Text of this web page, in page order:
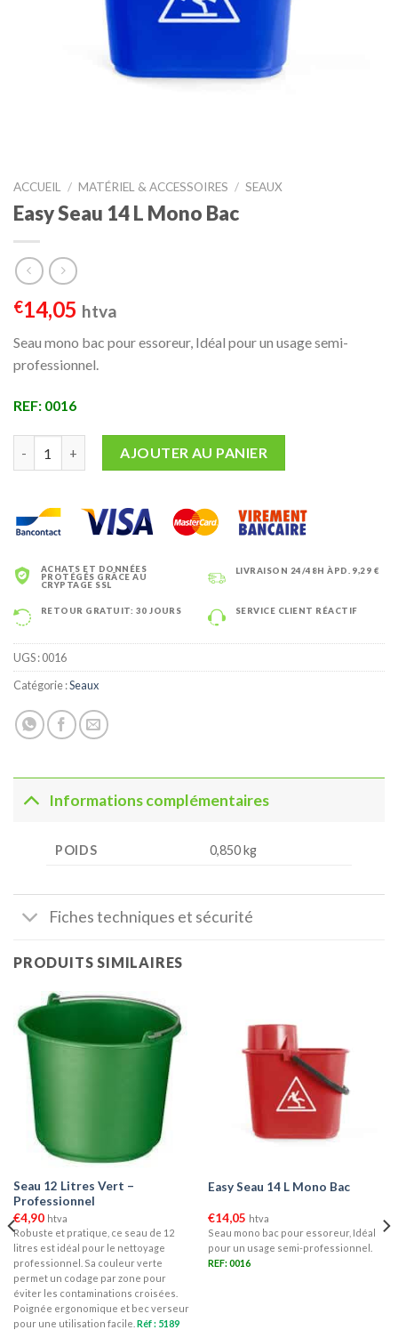
ACCUEIL / MATÉRIEL & ACCESSOIRES / SEAUX
Easy Seau 14 L Mono Bac
€14,05 htva
Seau mono bac pour essoreur, Idéal pour un usage semi-
professionnel.
REF: 0016
AJOUTER AU PANIER
ACHATS ET DONNÉES
PROTÉGÉS GRÂCE AU
CRYPTAGE SSL
LIVRAISON 24/48H ÀPD. 9,29 €
RETOUR GRATUIT: 30 JOURS SERVICE CLIENT RÉACTIF
UGS :0016
Catégorie :Seaux
Informations complémentaires
POIDS 0,850 kg
Fiches techniques et sécurité
PRODUITS SIMILAIRES
Seau 12 Litres Vert –
Professionnel
€4,90 htva
Robuste et pratique, ce seau de 12
litres est idéal pour le nettoyage
professionnel. Sa couleur verte
permet un codage par zone pour
éviter les contaminations croisées.
Poignée ergonomique et bec verseur
pour une utilisation facile. Réf : 5189
Easy Seau 14 L Mono Bac
€14,05 htva
Seau mono bac pour essoreur, Idéal
pour un usage semi-professionnel.
REF: 0016